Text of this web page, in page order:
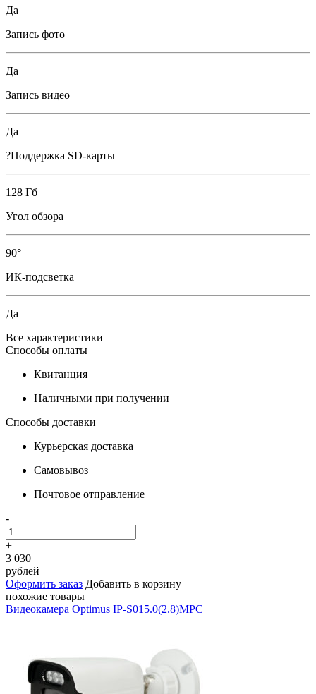
Да
Запись фото
Да
Запись видео
Да
?Поддержка SD-карты
128 Гб
Угол обзора
90°
ИК-подсветка
Да
Все характеристики
Способы оплаты
Квитанция
Наличными при получении
Способы доставки
Курьерская доставка
Самовывоз
Почтовое отправление
-
+
3 030
рублей
Оформить заказ Добавить в корзину
похожие товары
Видеокамера Optimus IP-S015.0(2.8)MPC